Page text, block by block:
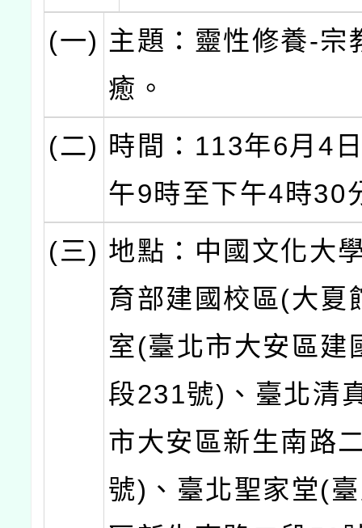
(一) 主題：靈性修養-宗
癒。
(二) 時間：113年6月4
午9時至下午4時30
(三) 地點：中國文化大
育部建國校區(大夏
室(臺北市大安區建
段231號)、臺北清
市大安區新生南路
號)、臺北聖家堂(